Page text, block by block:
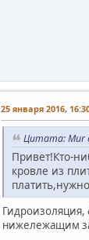
25 января 2016,
Цитата: Mur
Привет!Кто-
кровле из
Гидроизоляция,
нижележащим